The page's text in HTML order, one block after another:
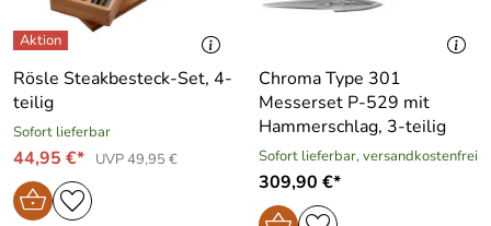
Rösle Steakbesteck-Set, 4-
teilig
Sofort lieferbar
44,95 €* UVP 49,95 €
Chroma Type 301
Messerset P-529 mit
Hammerschlag, 3-teilig
Sofort lieferbar, versandkostenfrei
309,90 €*